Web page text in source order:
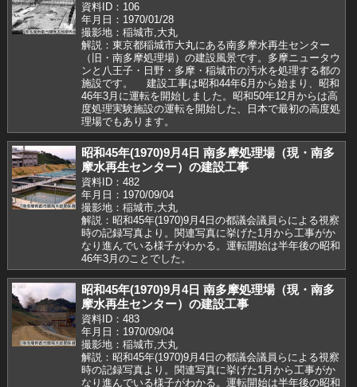
資料ID：106
年月日：1970/01/28
撮影地：稲城市,大丸
解説：東京都稲城市大丸にある南多摩水再生センター
（旧・南多摩処理場）の建設風景です。多摩ニュータウ
ンと八王子・日野・多摩・稲城市の汚水を処理する都の
施設です。 建設工事は昭和44年6月から始まり、昭和
46年3月に運転を開始しました。昭和50年12月からは高
度処理実験施設の運転を開始した、日本で最初の高度処
理場でもあります。
昭和45年(1970)9月4日 南多摩処理場（現・南多
摩水再生センター）の建設工事
資料ID：482
年月日：1970/09/04
撮影地：稲城市,大丸
解説：昭和45年(1970)9月4日の都議会議員らによる視察
時の記録写真より。関連写真に挙げた1月から工事がか
なり進んでいる様子がわかる。運転開始は半年後の昭和
46年3月のことでした。
昭和45年(1970)9月4日 南多摩処理場（現・南多
摩水再生センター）の建設工事
資料ID：483
年月日：1970/09/04
撮影地：稲城市,大丸
解説：昭和45年(1970)9月4日の都議会議員らによる視察
時の記録写真より。関連写真に挙げた1月から工事がか
なり進んでいる様子がわかる。運転開始は半年後の昭和